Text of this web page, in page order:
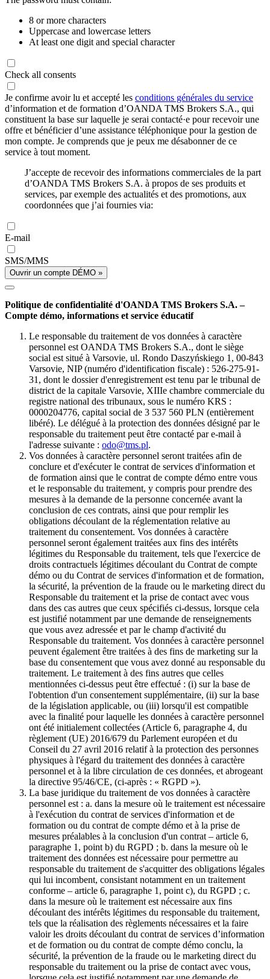
8 or more characters
Uppercase and lowercase letters
At least one digit and special character
Check all consents
Je confirme avoir lu et accepté les conditions générales du service
d’information et de formation d’OANDA TMS Brokers S.A., qui
constituent la base sur laquelle je serai contacté·e pour recevoir une
offre et bénéficier d’une assistance téléphonique pour la gestion de
mon compte. Je comprends que je peux me désabonner de ce
service à tout moment.
J’accepte de recevoir des informations commerciales de la part
d’OANDA TMS Brokers S.A. à propos de ses produits et
services, par exemple des actualités et des promotions, aux
coordonnées que j’ai fournies via:
E-mail
SMS/MMS
Ouvrir un compte DÉMO »
Politique de confidentialité d'OANDA TMS Brokers S.A. –
Compte démo, informations et service éducatif
Le responsable du traitement de vos données à caractère
personnel est OANDA TMS Brokers S.A., dont le siège
social est situé à Varsovie, ul. Rondo Daszyńskiego 1, 00-843
Varsovie, NIP (numéro d'identification fiscale) : 526-275-91-
31, dont le dossier d'enregistrement est tenu par le tribunal de
district de la capitale Varsovie, XIIIe chambre commerciale du
registre national des tribunaux, sous le numéro KRS :
0000204776, capital social de 3 537 560 PLN (entièrement
libéré). Le délégué à la protection des données désigné par le
responsable du traitement peut être contacté par e-mail à
l'adresse suivante : odo@tms.pl.
Vos données à caractère personnel seront traitées afin de
conclure et d'exécuter le contrat de services d'information et
de formation ainsi que le contrat de compte démo entre vous
et le responsable du traitement, y compris pour prendre des
mesures à la demande de la personne concernée avant la
conclusion de ces contrats, ainsi que pour remplir les
obligations découlant de la réglementation relative au
traitement du consentement. Vos données à caractère
personnel seront également traitées aux fins des intérêts
légitimes du Responsable du traitement, tels que l'exercice de
droits contractuels légitimes découlant du Contrat de compte
démo ou du Contrat de services d'information et de formation,
la sécurité, la prévention de la fraude ou le marketing direct du
Responsable du traitement et la prise de contact avec vous
dans des cas autres que ceux spécifiés ci-dessus, lorsque cela
est justifié notamment par une demande de renseignements
que vous avez adressée et par le champ d'activité du
Responsable du traitement. Vos données à caractère personnel
peuvent également être traitées à des fins de marketing sur la
base du consentement que vous avez donné au responsable du
traitement. Le traitement à des fins autres que celles
mentionnées ci-dessus peut être effectué : (i) sur la base de
l'obtention d'un consentement supplémentaire, (ii) sur la base
de la législation applicable, ou (iii) lorsqu'il est compatible
avec la finalité pour laquelle les données à caractère personnel
ont été initialement collectées (Article 6, paragraphe 4, du
règlement (UE) 2016/679 du Parlement européen et du
Conseil du 27 avril 2016 relatif à la protection des personnes
physiques à l'égard du traitement des données à caractère
personnel et à la libre circulation de ces données, et abrogeant
la directive 95/46/CE, (ci-après : « RGPD »).
La base juridique du traitement de vos données à caractère
personnel est : a. dans la mesure où le traitement est nécessaire
à l'exécution du contrat de services d'information et de
formation ou du contrat de compte démo et à la prise de
mesures préalables à la conclusion d'un contrat – article 6,
paragraphe 1, point b) du RGPD ; b. dans la mesure où le
traitement des données est nécessaire pour permettre au
responsable du traitement de s'acquitter des obligations légales
qui lui incombent, consistant notamment en un traitement
conforme – article 6, paragraphe 1, point c), du RGPD ; c.
dans la mesure où le traitement est nécessaire aux fins
découlant des intérêts légitimes du responsable du traitement,
tels que la réalisation des règlements nécessaires et la faire
valoir les droits découlant du contrat de services d’information
et de formation ou du contrat de compte démo conclu, la
sécurité, la prévention de la fraude ou le marketing direct du
responsable du traitement ou la prise de contact avec vous,